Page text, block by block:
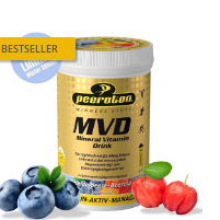
BESTSELLER